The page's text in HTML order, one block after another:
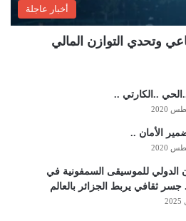
أخبار عاجلة
وتحدي التوازن المالي
..الكارتي ..
الأمان ..
الدولي للموسيقى السمفونية في
جسر ثقافي يربط الجزائر بالعالم